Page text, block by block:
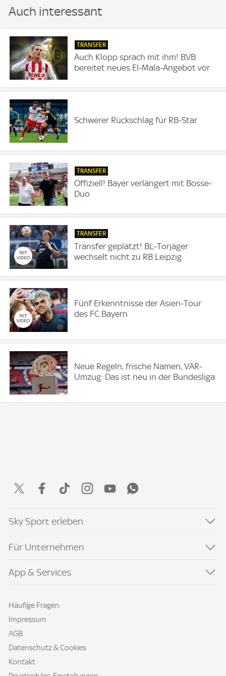
Auch interessant
TRANSFER
Auch Klopp sprach mit ihm! BVB
bereitet neues El-Mala-Angebot vor
Schwerer Rückschlag für RB-Star
TRANSFER
Offiziell! Bayer verlängert mit Bosse-
Duo
TRANSFER
Transfer geplatzt! BL-Torjäger
wechselt nicht zu RB Leipzig
Fünf Erkenntnisse der Asien-Tour
des FC Bayern
Neue Regeln, frische Namen, VAR-
Umzug: Das ist neu in der Bundesliga
Sky Sport erleben
Für Unternehmen
App & Services
Häufige Fragen
Impressum
AGB
Datenschutz & Cookies
Kontakt